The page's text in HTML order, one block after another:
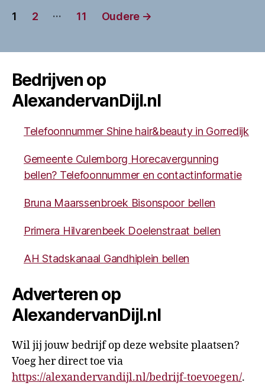
Berichten
1 2 … 11 Oudere →
Bedrijven op
AlexandervanDijl.nl
Telefoonnummer Shine hair&beauty in Gorredijk
Gemeente Culemborg Horecavergunning
bellen? Telefoonnummer en contactinformatie
Bruna Maarssenbroek Bisonspoor bellen
Primera Hilvarenbeek Doelenstraat bellen
AH Stadskanaal Gandhiplein bellen
Adverteren op
AlexandervanDijl.nl
Wil jij jouw bedrijf op deze website plaatsen?
Voeg her direct toe via
https://alexandervandijl.nl/bedrijf-toevoegen/.